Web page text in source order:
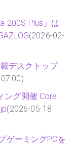
200S Plus」は
(2026-02-
デスクトップ
ング開催 Core
(2026-05-18
ゲーミングPCを